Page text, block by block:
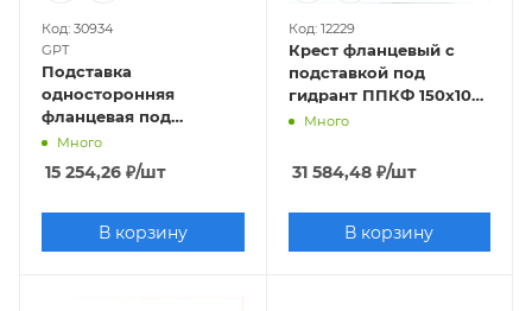
Код: 30934
GPT
Подставка
односторонняя
фланцевая под
гидрант ППФО-150
(чугун) Ру10/16
Много
15 254,26 ₽/шт
В корзину
Код: 12229
Крест фланцевый с
подставкой под
гидрант ППКФ 150х100
Много
31 584,48₽/шт
В корзину